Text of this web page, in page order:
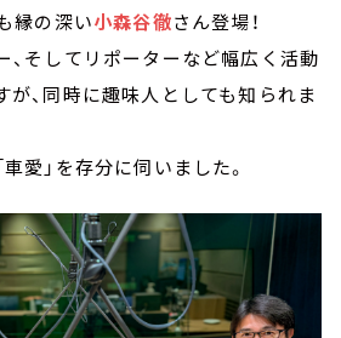
縁の深い小森谷徹さん登場！
、そしてリポーターなど幅広く活動
が、同時に趣味人としても知られま
愛」を存分に伺いました。